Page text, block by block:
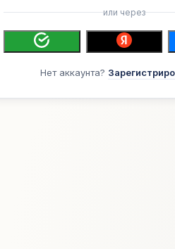
или через
Нет аккаунта?